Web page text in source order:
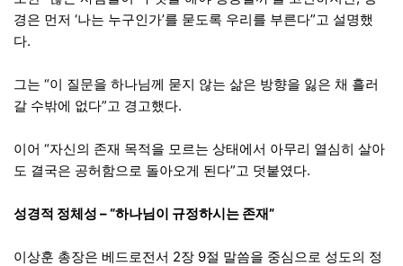
경은 먼저 ‘나는 누구인가’를 묻도록 우리를 부른다”고 설명했
다.
그는 “이 질문을 하나님께 묻지 않는 삶은 방향을 잃은 채 흘러
갈 수밖에 없다”고 경고했다.
이어 “자신의 존재 목적을 모르는 상태에서 아무리 열심히 살아
도 결국은 공허함으로 돌아오게 된다”고 덧붙였다.
성경적 정체성 – “하나님이 규정하시는 존재”
이상훈 총장은 베드로전서 2장 9절 말씀을 중심으로 성도의 정